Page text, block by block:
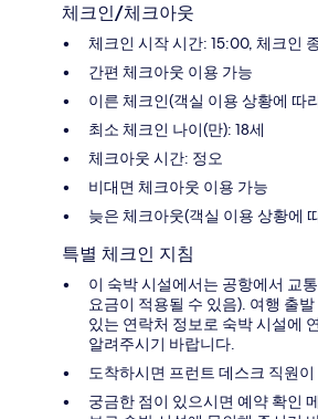
체크인/체크아웃
체크인 시작 시간: 15:00, 체크인
간편 체크아웃 이용 가능
이른 체크인(객실 이용 상황에 따
최소 체크인 나이(만): 18세
체크아웃 시간: 정오
비대면 체크아웃 이용 가능
늦은 체크아웃(객실 이용 상황에
특별 체크인 지침
이 숙박 시설에서는 공항에서 교
요금이 적용될 수 있음). 여행 출
있는 연락처 정보로 숙박 시설에
알려주시기 바랍니다.
도착하시면 프런트 데스크 직원
궁금한 점이 있으시면 예약 확인